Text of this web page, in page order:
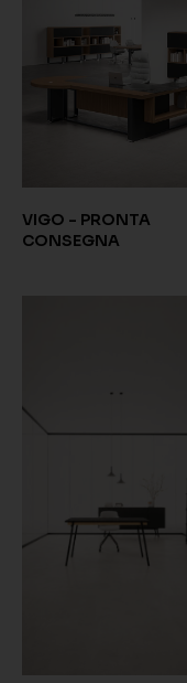
VIGO - PRONTA
CONSEGNA